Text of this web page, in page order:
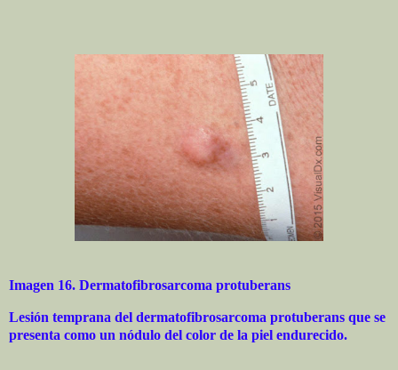
Imagen 16. Dermatofibrosarcoma protuberans
Lesión temprana del dermatofibrosarcoma protuberans que se
presenta como un nódulo del color de la piel endurecido.